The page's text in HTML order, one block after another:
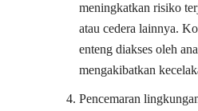
meningkatkan risiko
atau cedera lainnya.
enteng diakses oleh
mengakibatkan
Pencemaran